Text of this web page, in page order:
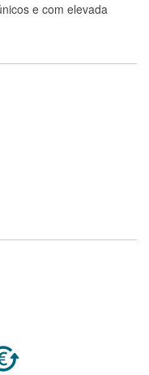
e com elevada
vieram muito
satisfeita com os
bolsa, tem um tecido
e a execução está
a comprar na vossa
muito justo. A
hoje. Muito
pras minhas linhas
mas que cheiram
Muito Obrigada.